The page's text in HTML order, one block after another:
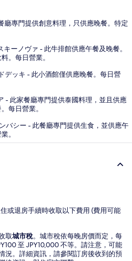
廳專門提供創意料理，只供應晚餐。特定
ーノヴァ - 此牛排館供應午餐及晚餐。
。每日營業。
デッキ - 此小酒館僅供應晚餐。每日營
- 此家餐廳專門提供泰國料理，並且供應
每日營業。
バシー - 此餐廳專門提供生食，並供應午
。
或退房手續時收取以下費用 (費用可能
取城市稅。城市稅依每晚房價而定，每
至 JPY10,000 不等。請注意，可能
況。詳細資訊，請參閱訂房後收到的預